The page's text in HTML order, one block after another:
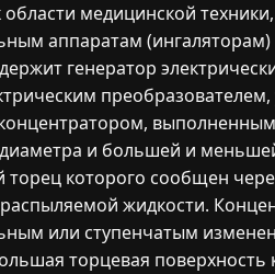
медицинской
аппаратам
генератор
и большей и
которого сообщен
жидкости.
или ступенчатым
торцевая поверхность